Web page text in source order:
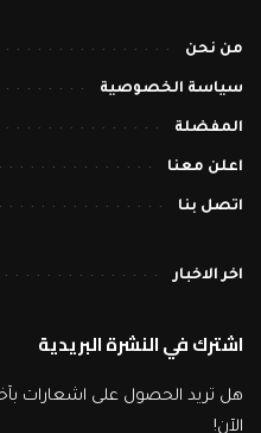
من نحن
سياسة الخصوصية
المفضلة
اعلن معنا
اتصل بنا
اخر الاخبار
اشترك في النشرة البريدية
هل تريد الحصول على اشعارات
الآن!